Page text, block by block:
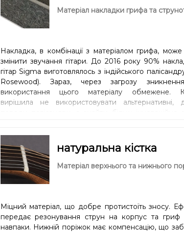
Матеріал накладки грифа та
Накладка, в комбінації з матеріалом грифа, може
змінити звучання гітари. До 2016 року 90%
гітар Sigma виготовлялось з індійського
Rosewood). Зараз, через загрозу
використання цього матеріалу обмежене.
вирішила не використовувати альтернативні,
використовувати мікарту (Micarta), композитний
дуже схожий за звуковими характеристиками
дерево (Ebony), але значно стійкіший до
температури та вологості ніж традиційна
яскраве звучання додать розбірливості
Міцність накладки також покращує стабільність
натуральна кістка
Матеріал верхнього та нижнього
Міцний матеріал, що добре протистоїть зносу.
передає резонування струн на корпус та гриф
навпаки. Нижній поріжок має компенсацію, що